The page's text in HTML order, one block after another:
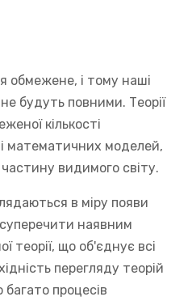
обмежене, і тому наші
не будуть повними. Теорії
кількості
математичних моделей,
видимого світу.
в міру появи
наявним
теорії, що об'єднує всі
перегляду теорій
процесів